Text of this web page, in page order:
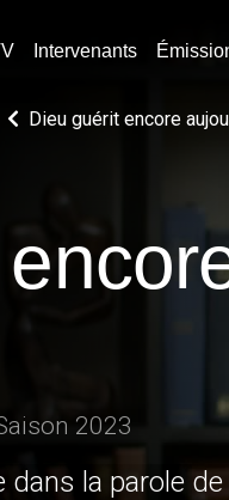
Intervenants
Dieu guérit encore
2023
dans la parole